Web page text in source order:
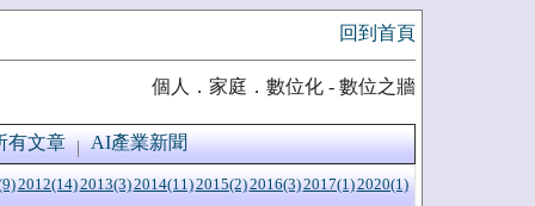
回到首頁
個人．家庭．數位化 - 數位之牆
有文章 AI產業新聞
2012(14)2013(3)2014(11)2015(2)2016(3)2017(1)2020(1)